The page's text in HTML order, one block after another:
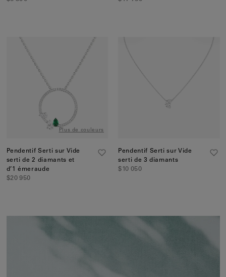
Plus de couleurs
Pendentif Serti sur Vide
serti de 2 diamants et
d’1 émeraude
$20 950
Pendentif Serti sur Vide
serti de 3 diamants
$10 050